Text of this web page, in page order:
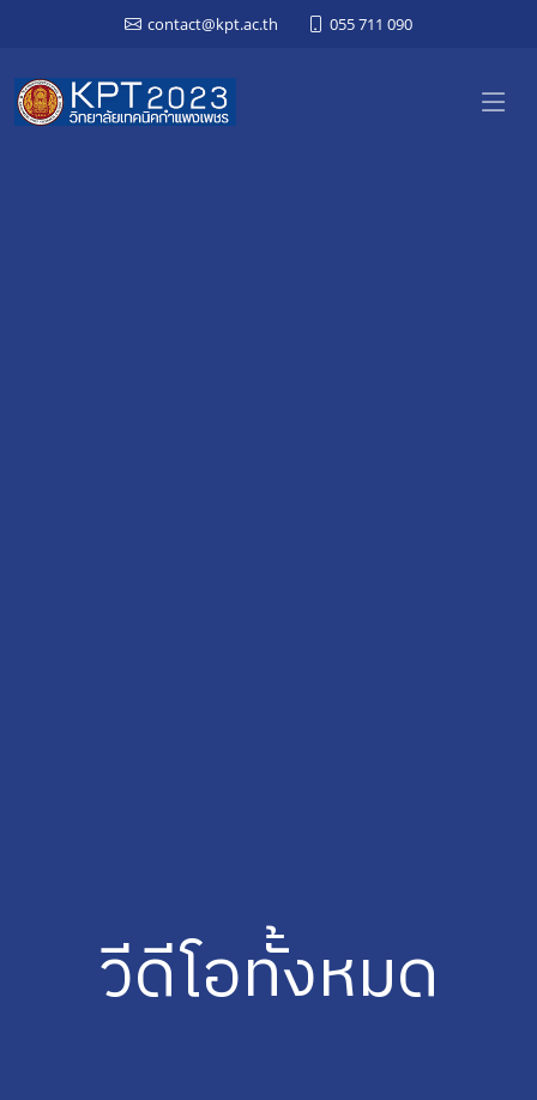
contact@kpt.ac.th 055 711 090
วีดีโอทั้งหมด